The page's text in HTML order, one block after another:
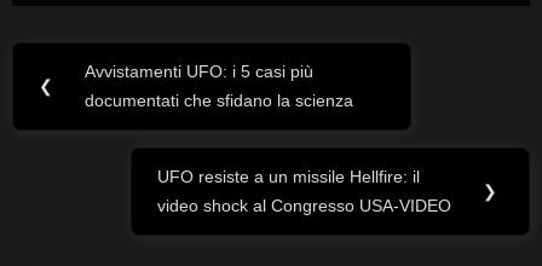
Navigazione
articoli
❮
Previous
Post:
Avvistamenti UFO: i 5 casi più
documentati che sfidano la scienza
Next
Post:
UFO resiste a un missile Hellfire: il
video shock al Congresso USA-VIDEO
❯